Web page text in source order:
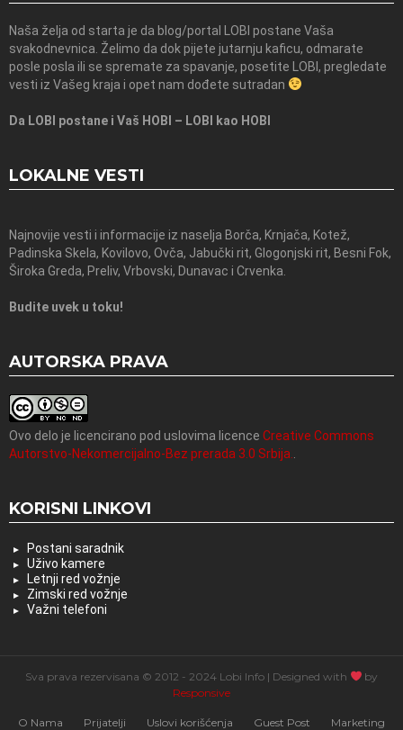
Naša želja od starta je da blog/portal LOBI postane Vaša
svakodnevnica. Želimo da dok pijete jutarnju kaficu, odmarate
posle posla ili se spremate za spavanje, posetite LOBI, pregledate
vesti iz Vašeg kraja i opet nam dođete sutradan
Da LOBI postane i Vaš HOBI – LOBI kao HOBI
LOKALNE VESTI
Najnovije vesti i informacije iz naselja Borča, Krnjača, Kotež,
Padinska Skela, Kovilovo, Ovča, Jabučki rit, Glogonjski rit, Besni Fok,
Široka Greda, Preliv, Vrbovski, Dunavac i Crvenka.
Budite uvek u toku!
AUTORSKA PRAVA
Ovo delo je licencirano pod uslovima licence Creative Commons
Autorstvo-Nekomercijalno-Bez prerada 3.0 Srbija.
KORISNI LINKOVI
Postani saradnik
Uživo kamere
Letnji red vožnje
Zimski red vožnje
Važni telefoni
Sva prava rezervisana © 2012 - 2024 Lobi Info | Designed with
by
Responsive
O Nama Prijatelji Uslovi korišćenja Guest Post Marketing